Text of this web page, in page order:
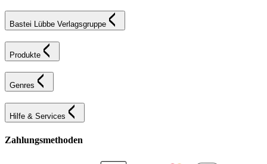
Bastei Lübbe Verlagsgruppe
Produkte
Genres
Hilfe & Services
Zahlungsmethoden